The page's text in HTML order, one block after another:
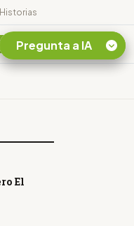
Historias
El
Pregunta a IA